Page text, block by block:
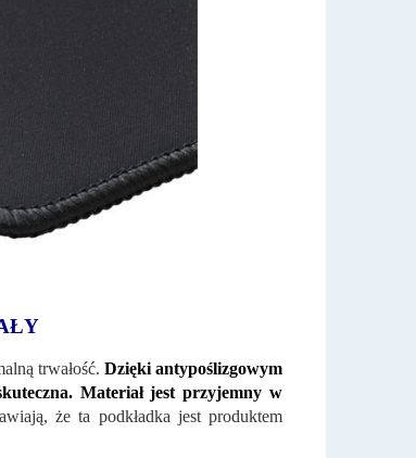
trwałość. Dzięki antypoślizgowym
Materiał jest przyjemny w
że ta podkładka jest produktem